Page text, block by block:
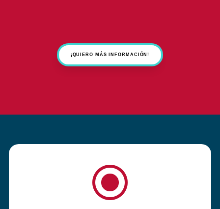
¡QUIERO MÁS INFORMACIÓN!
\